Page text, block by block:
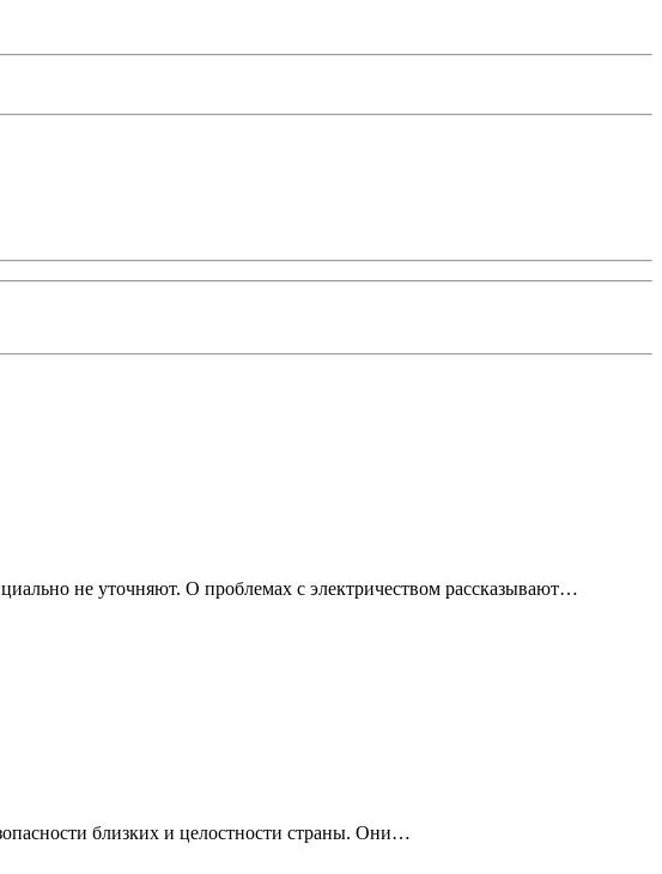
не уточняют. О проблемах с электричеством рассказывают…
близких и целостности страны. Они…